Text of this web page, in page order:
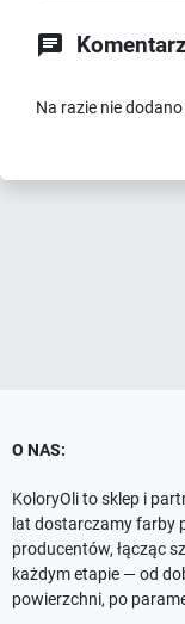

Na razie nie
O NAS:
KoloryOli to sklep i
lat dostarczamy farby
producentów, łącząc
każdym etapie — od
powierzchni, po